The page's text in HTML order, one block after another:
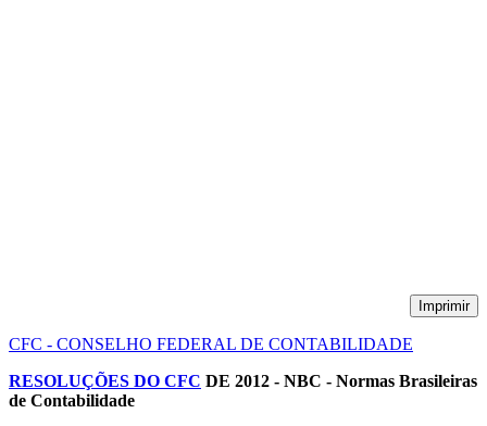
Imprimir
CFC - CONSELHO FEDERAL DE CONTABILIDADE
RESOLUÇÕES DO CFC DE 2012 - NBC - Normas Brasileiras
de Contabilidade